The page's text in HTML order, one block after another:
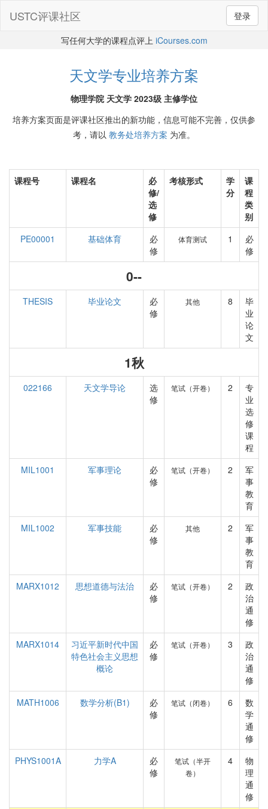
登录
USTC评课社区
写任何大学的课程点评上 iCourses.com
天文学专业培养方案
物理学院 天文学 2023级 主修学位
培养方案页面是评课社区推出的新功能，信息可能不完善，仅供参
考，请以 教务处培养方案 为准。
课程号 课程名
必
修/
选
修
考核形式
学
分
课
程
类
别
PE00001
基础体育
必
修
体育测试 1
必
修
0--
THESIS 毕业论文
必
修
其他 8
毕
业
论
文
1秋
022166 天文学导论
选
修
笔试（开卷） 2
专
业
选
修
课
程
MIL1001
军事理论
必
修
笔试（开卷） 2
军
事
教
育
MIL1002
军事技能
必
修
其他 2
军
事
教
育
MARX1012
思想道德与法治
必
修
笔试（开卷） 2
政
治
通
修
MARX1014
习近平新时代中国
特色社会主义思想
概论
必
修
笔试（开卷） 3
政
治
通
修
MATH1006
数学分析(B1)
必
修
笔试（闭卷） 6
数
学
通
修
PHYS1001A
力学A
必
修
笔试（半开
卷）
4
物
理
通
修